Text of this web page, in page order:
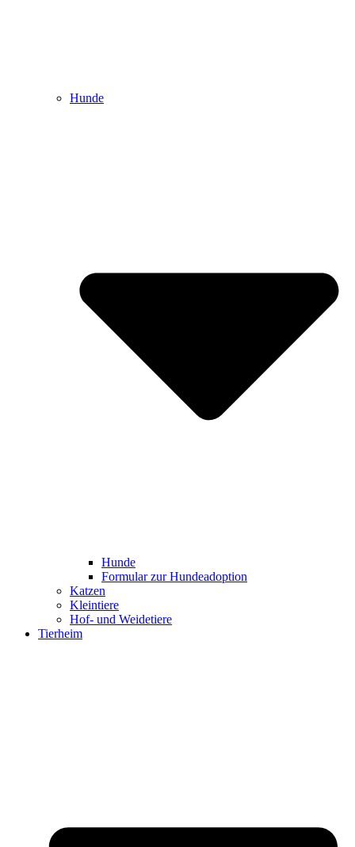
Hunde
Hunde
Formular zur Hundeadoption
Katzen
Kleintiere
Hof- und Weidetiere
Tierheim